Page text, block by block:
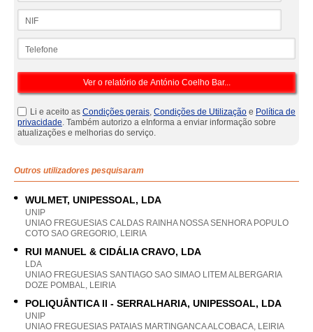
Li e aceito as Condições gerais, Condições de Utilização e Política de
privacidade. Também autorizo a eInforma a enviar informação sobre
atualizações e melhorias do serviço.
Outros utilizadores pesquisaram
WULMET, UNIPESSOAL, LDA
UNIP
UNIAO FREGUESIAS CALDAS RAINHA NOSSA SENHORA POPULO
COTO SAO GREGORIO, LEIRIA
RUI MANUEL & CIDÁLIA CRAVO, LDA
LDA
UNIAO FREGUESIAS SANTIAGO SAO SIMAO LITEM ALBERGARIA
DOZE POMBAL, LEIRIA
POLIQUÂNTICA II - SERRALHARIA, UNIPESSOAL, LDA
UNIP
UNIAO FREGUESIAS PATAIAS MARTINGANCA ALCOBACA, LEIRIA